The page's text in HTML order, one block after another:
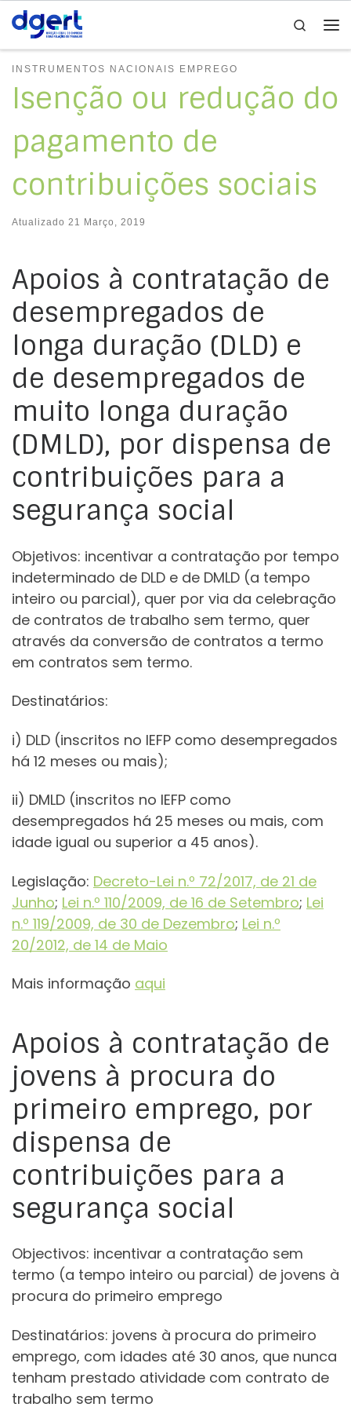
Skip to content
Search
INSTRUMENTOS NACIONAIS EMPREGO
Isenção ou redução do
pagamento de
contribuições sociais
Atualizado 21 Março, 2019
Apoios à contratação de
desempregados de
longa duração (DLD) e
de desempregados de
muito longa duração
(DMLD), por dispensa de
contribuições para a
segurança social
Objetivos: incentivar a contratação por tempo
indeterminado de DLD e de DMLD (a tempo
inteiro ou parcial), quer por via da celebração
de contratos de trabalho sem termo, quer
através da conversão de contratos a termo
em contratos sem termo.
Destinatários:
i) DLD (inscritos no IEFP como desempregados
há 12 meses ou mais);
ii) DMLD (inscritos no IEFP como
desempregados há 25 meses ou mais, com
idade igual ou superior a 45 anos).
Legislação: Decreto-Lei n.º 72/2017, de 21 de
Junho; Lei n.º 110/2009, de 16 de Setembro; Lei
n.º 119/2009, de 30 de Dezembro; Lei n.º
20/2012, de 14 de Maio
Mais informação aqui
Apoios à contratação de
jovens à procura do
primeiro emprego, por
dispensa de
contribuições para a
segurança social
Objectivos: incentivar a contratação sem
termo (a tempo inteiro ou parcial) de jovens à
procura do primeiro emprego
Destinatários: jovens à procura do primeiro
emprego, com idades até 30 anos, que nunca
tenham prestado atividade com contrato de
trabalho sem termo